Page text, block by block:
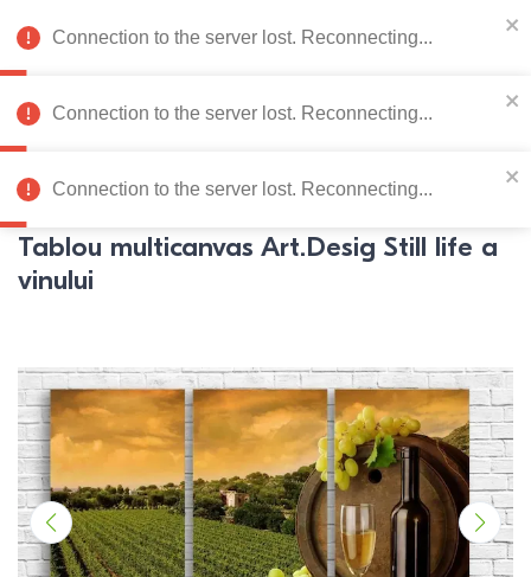
078 222 273 RU
Catalog de produse
0
Pagina principală Mobila dormitor Tablouri multicanvas
Tablou multicanvas Art.Desig Still life a
vinului
Connection to the server lost. Reconnecting...
Connection to the server lost. Reconnecting...
Connection to the server lost. Reconnecting...